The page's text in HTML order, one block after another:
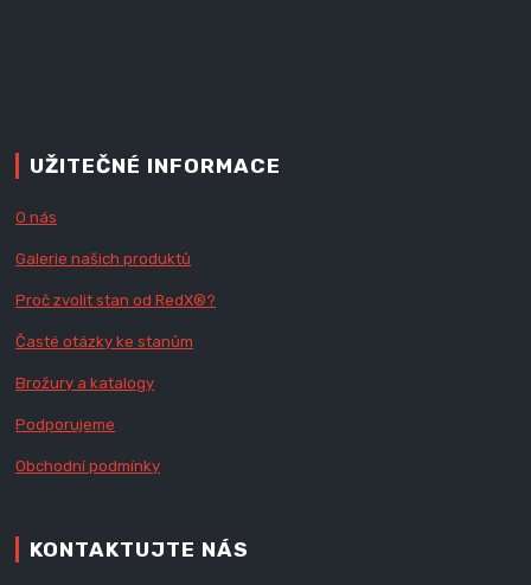
UŽITEČNÉ INFORMACE
O nás
Galerie našich produktů
Proč zvolit stan od RedX®?
Časté otázky ke stanům
Brožury a katalogy
Podporujeme
Obchodní podmínky
KONTAKTUJTE NÁS